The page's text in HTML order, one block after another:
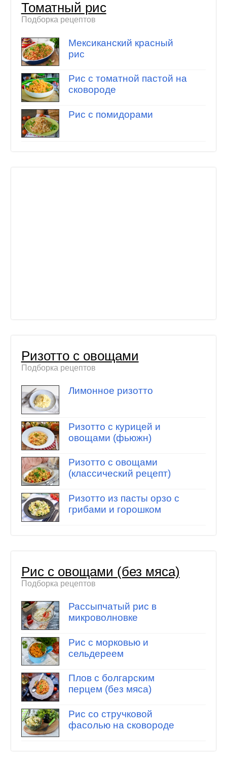
Томатный рис
Подборка рецептов
Мексиканский красный
рис
Рис с томатной пастой на
сковороде
Рис с помидорами
Ризотто с овощами
Подборка рецептов
Лимонное ризотто
Ризотто с курицей и
овощами (фьюжн)
Ризотто с овощами
(классический рецепт)
Ризотто из пасты орзо с
грибами и горошком
Рис с овощами (без мяса)
Подборка рецептов
Рассыпчатый рис в
микроволновке
Рис с морковью и
сельдереем
Плов с болгарским
перцем (без мяса)
Рис со стручковой
фасолью на сковороде